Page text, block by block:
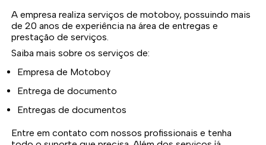
A empresa realiza serviços de motoboy, possuindo mais
de 20 anos de experiência na área de entregas e
prestação de serviços.
Saiba mais sobre os serviços de:
Empresa de Motoboy
Entrega de documento
Entregas de documentos
Entre em contato com nossos profissionais e tenha